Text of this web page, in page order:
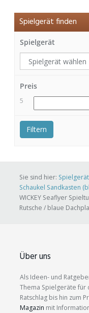
Spielgerät finden
Spielgerät
Preis
5
Filtern
Sie sind hier:
Schaukel Sandkasten
WICKEY Seaflyer
Rutsche / blaue
Über uns
Als Ideen- und
Thema Spielgeräte für
Ratschlag bis hin zum
Magazin mit